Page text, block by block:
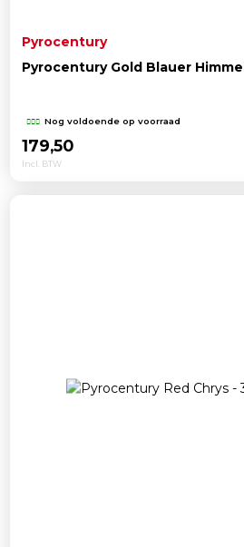
Pyrocentury
Pyrocentury Gold Blauer
Nog voldoende op voorraad
179,50
Incl. BTW